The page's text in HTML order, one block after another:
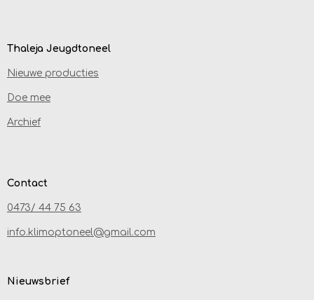
Thaleja Jeugdtoneel
Nieuwe producties
Doe mee
Archief
Contact
0473/ 44 75 63
info.klimoptoneel@gmail.com
Nieuwsbrief